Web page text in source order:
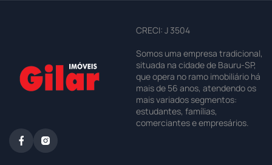
CRECI: J 3504
Somos uma empresa tradicional,
situada na cidade de Bauru-SP,
que opera no ramo imobiliário há
mais de 56 anos, atendendo os
mais variados segmentos:
estudantes, famílias,
comerciantes e empresários.